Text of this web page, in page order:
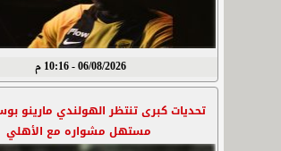
06/08/2026 - 10:16 م
تحديات كبرى تنتظر الهولندي مارينو
مستهل مشواره مع الأهلي